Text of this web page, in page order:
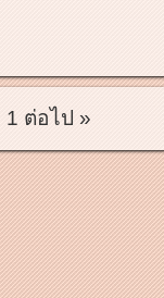
1 ต่อไป »